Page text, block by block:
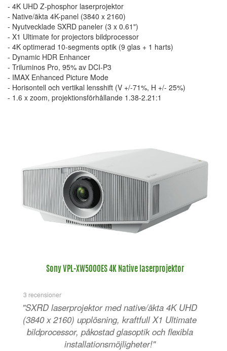
- 4K UHD Z-phosphor laserprojektor
- Native/äkta 4K-panel (3840 x 2160)
- Nyutvecklade SXRD paneler (3 x 0.61")
- X1 Ultimate for projectors bildprocessor
- 4K optimerad 10-segments optik (9 glas + 1 harts)
- Dynamic HDR Enhancer
- Triluminos Pro, 95% av DCI-P3
- IMAX Enhanced Picture Mode
- Horisontell och vertikal lensshift (V +/-71%, H +/- 25%)
- 1.6 x zoom, projektionsförhållande 1.38-2.21:1
Sony VPL-XW5000ES 4K Native laserprojektor
3 recensioner
"SXRD laserprojektor med native/äkta 4K UHD
(3840 x 2160) upplösning, kraftfull X1 Ultimate
bildprocessor, påkostad glasoptik och flexibla
installationsmöjligheter!"